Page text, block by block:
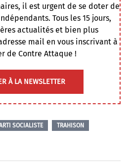
il est urgent de se doter de
Tous les 15 jours,
actualités et bien plus
mail en vous inscrivant à
de Contre Attaque !
À LA NEWSLETTER
SOCIALISTE TRAHISON